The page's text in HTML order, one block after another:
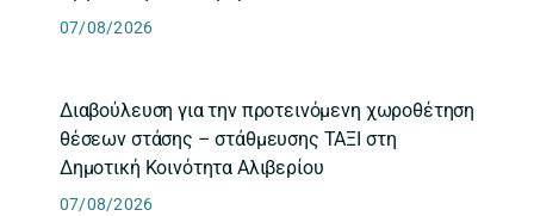
07/08/2026
Διαβούλευση για την προτεινόμενη χωροθέτηση
θέσεων στάσης – στάθμευσης ΤΑΞΙ στη
Δημοτική Κοινότητα Αλιβερίου
07/08/2026